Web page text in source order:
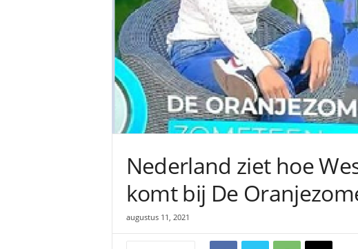
Nederland ziet hoe
komt bij De
augustus 11, 2021